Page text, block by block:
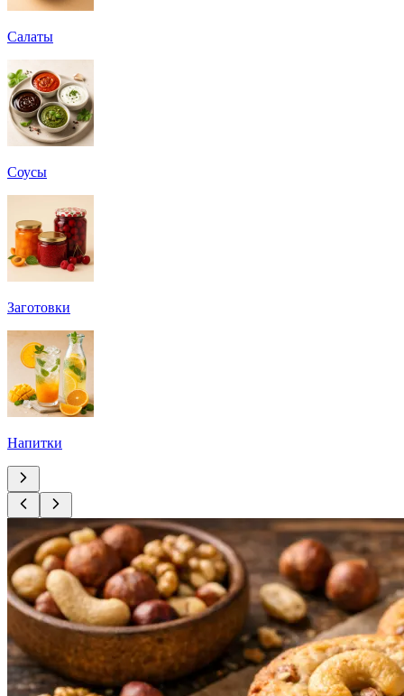
Салаты
Соусы
Заготовки
Напитки